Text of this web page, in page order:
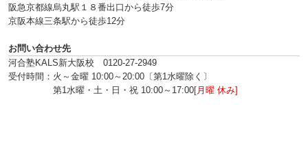
阪急京都線烏丸駅１８番出口から徒歩7分
京阪本線三条駅から徒歩12分
お問い合わせ先
河合塾KALS新大阪校 0120‐27‐2949
受付時間：火～金曜 10:00～20:00〔第1水曜除く〕
第1水曜・土・日・祝 10:00～17:00[月曜 休み]